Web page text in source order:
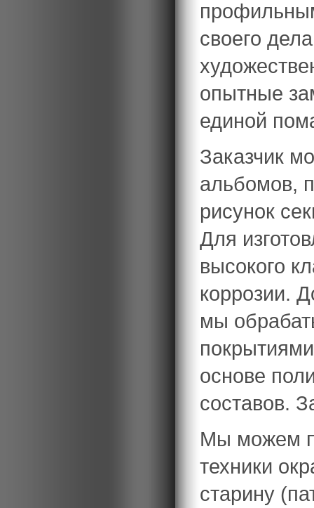
своего
опытные
единой
Заказчик
альбомов,
рисунок
Для
высокого
коррозии.
мы
основе
составов.
Мы можем
техники
старину